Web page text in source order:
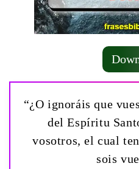
“¿O ignoráis que
del Espíritu
vosotros, el cual
sois